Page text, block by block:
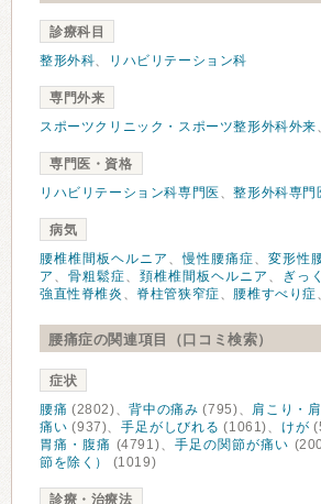
診療科目
整形外科、 リハビリテーション科
専門外来
スポーツクリニック・スポーツ整形外科外来
専門医・資格
リハビリテーション科専門医 、整形外科専門
病気
腰椎椎間板ヘルニア 、慢性腰痛症、 変形性
ア 、 骨粗鬆症、 頚椎椎間板ヘルニア 、 ぎっ
強直性脊椎炎 、 脊柱管狭窄症、 腰椎すべり症
腰痛症の関連項目（口コミ検索）
症状
腰痛 (2802)、背中の痛み (795)、 肩こり・
痛い (937)、手足がしびれる (1061)、 けが
胃痛・腹痛 (4791)、 手足の関節が痛い
節を除く）
(1019)
診療・治療法